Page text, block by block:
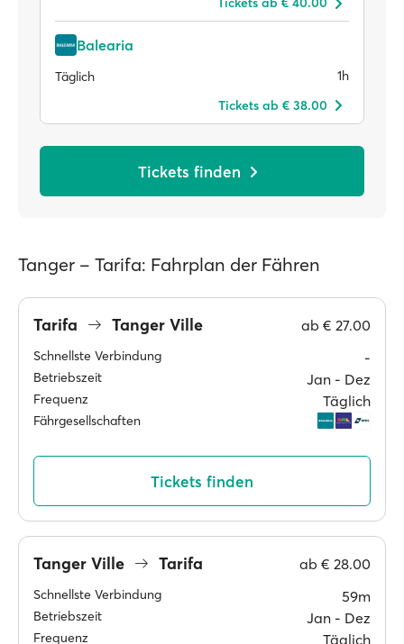
Balearia
Täglich
1h
Tickets ab € 38.00
Tickets finden
Tanger – Tarifa: Fahrplan der Fähren
Tarifa Tanger Ville ab € 27.00
Schnellste Verbindung -
Betriebszeit Jan ‐ Dez
Frequenz Täglich
Fährgesellschaften
Tickets finden
Tanger Ville Tarifa ab € 28.00
Schnellste Verbindung 59m
Betriebszeit Jan ‐ Dez
Frequenz Täglich